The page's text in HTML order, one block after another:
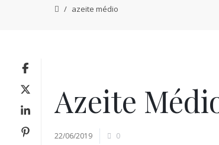
azeite médio
Azeite
22/06/2019 0